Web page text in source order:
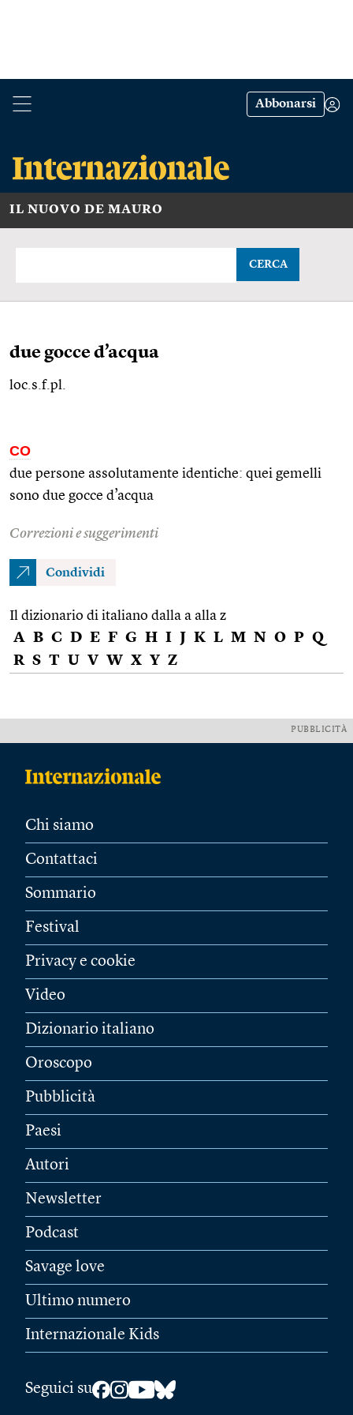
Abbonarsi
IL NUOVO DE MAURO
CERCA
due gocce d’acqua
loc.s.f.pl.
CO
due persone assolutamente identiche: quei gemelli
sono due gocce d’acqua
Correzioni e suggerimenti
Condividi
Il dizionario di italiano dalla a alla z
A B C D E F G H I J K L M N O P Q
R S T U V W X Y Z
PUBBLICITÀ
Chi siamo
Contattaci
Sommario
Festival
Privacy e cookie
Video
Dizionario italiano
Oroscopo
Pubblicità
Paesi
Autori
Newsletter
Podcast
Savage love
Ultimo numero
Internazionale Kids
Seguici su